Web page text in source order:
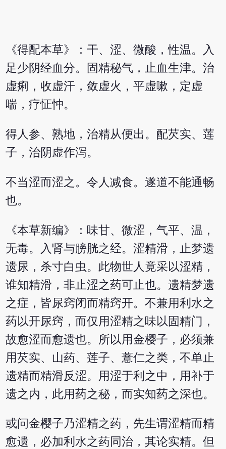
《得配本草》：干、涩、微酸，性温。入
足少阴经血分。固精秘气，止血生津。治
虚痢，收虚汗，敛虚火，平虚嗽，定虚
喘，疗怔忡。
得人参、熟地，治精从便出。配芡实、莲
子，治阴虚作泻。
不当涩而涩之。令人减食。遂道不能通畅
也。
《本草新编》：味甘、微涩，气平、温，
无毒。入肾与膀胱之经。涩精滑，止梦遗
遗尿，杀寸白虫。此物世人竟采以涩精，
谁知精滑，非止涩之药可止也。遗精梦遗
之症，皆尿窍闭而精窍开。不兼用利水之
药以开尿窍，而仅用涩精之味以固精门，
故愈涩而愈遗也。所以用金樱子，必须兼
用芡实、山药、莲子、薏仁之类，不单止
遗精而精滑反涩。用涩于利之中，用补于
遗之内，此用药之秘，而实知药之深也。
或问金樱子乃涩精之药，先生谓涩精而精
愈遗，必加利水之药同治，其论实精。但